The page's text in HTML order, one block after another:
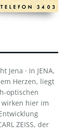
Jena · In JENA,
Herzen, liegt
optischen
wirken hier im
ZEISS, der